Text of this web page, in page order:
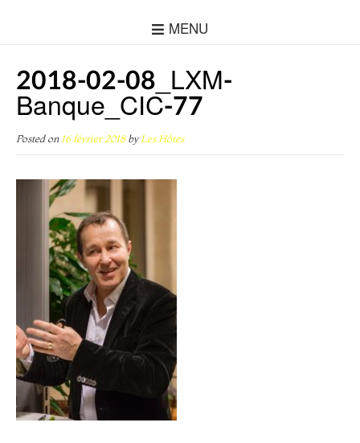
MENU
2018-02-08_LXM-
Banque_CIC-77
Posted on 16 février 2018by Les Hôtes